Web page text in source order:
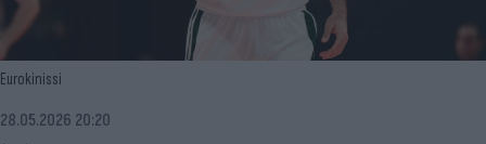
Eurokinissi
28.05.2026 20:20